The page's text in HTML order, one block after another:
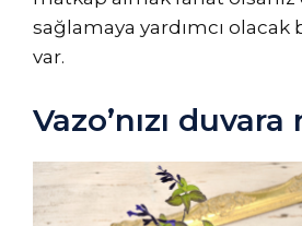
sağlamaya yardımcı olacak
var.
Vazo’nızı duvara